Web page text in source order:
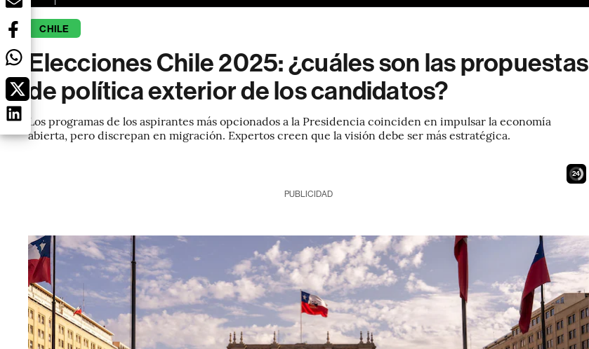
CHILE
Elecciones Chile 2025: ¿cuáles son las propuestas
de política exterior de los candidatos?
Los programas de los aspirantes más opcionados a la Presidencia coinciden en impulsar la economía
abierta, pero discrepan en migración. Expertos creen que la visión debe ser más estratégica.
23
PUBLICIDAD